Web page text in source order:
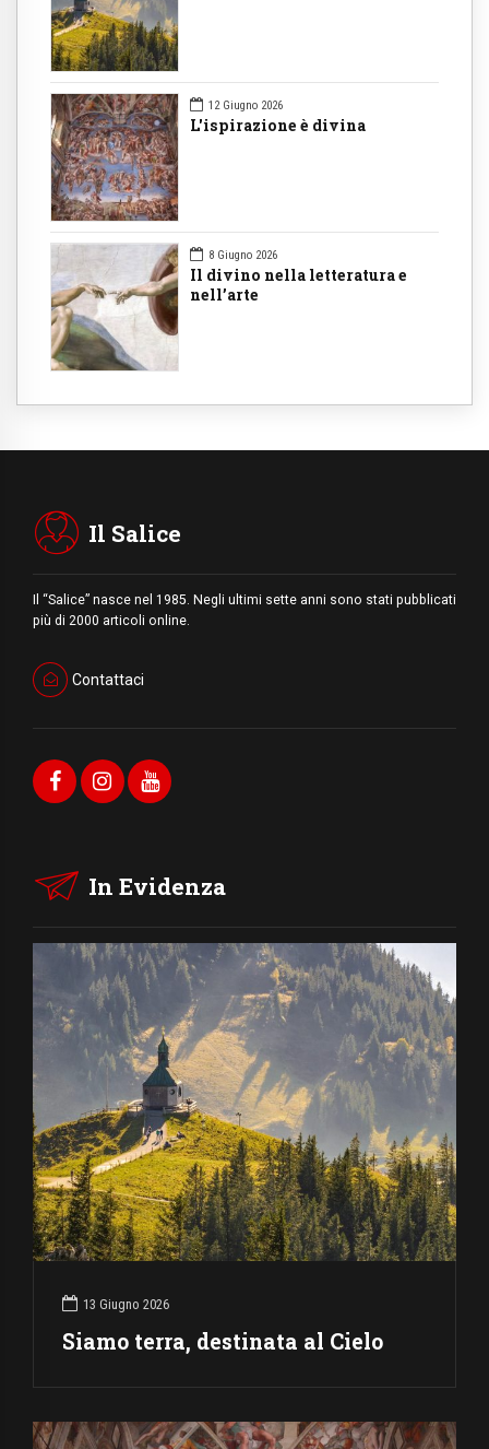
12 Giugno 2026
L'ispirazione è divina
8 Giugno 2026
Il divino nella letteratura e
nell’arte
Il Salice
Il “Salice” nasce nel 1985. Negli ultimi sette anni sono stati pubblicati
più di 2000 articoli online.
Contattaci
In Evidenza
13 Giugno 2026
Siamo terra, destinata al Cielo